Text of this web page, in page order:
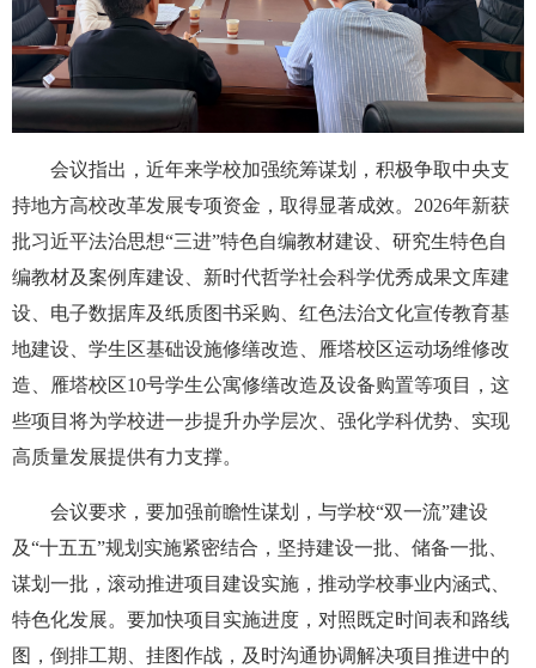
会议指出，近年来学校加强统筹谋划，积极争取中央支
持地方高校改革发展专项资金，取得显著成效。2026年新获
批习近平法治思想“三进”特色自编教材建设、研究生特色自
编教材及案例库建设、新时代哲学社会科学优秀成果文库建
设、电子数据库及纸质图书采购、红色法治文化宣传教育基
地建设、学生区基础设施修缮改造、雁塔校区运动场维修改
造、雁塔校区10号学生公寓修缮改造及设备购置等项目，这
些项目将为学校进一步提升办学层次、强化学科优势、实现
高质量发展提供有力支撑。
会议要求，要加强前瞻性谋划，与学校“双一流”建设
及“十五五”规划实施紧密结合，坚持建设一批、储备一批、
谋划一批，滚动推进项目建设实施，推动学校事业内涵式、
特色化发展。要加快项目实施进度，对照既定时间表和路线
图，倒排工期、挂图作战，及时沟通协调解决项目推进中的